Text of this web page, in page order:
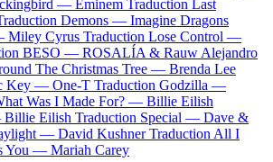
— Eminem Traduction Last
Demons — Imagine Dragons
Miley Cyrus Traduction Lose Control —
BESO — ROSALÍA & Rauw Alejandro
The Christmas Tree — Brenda Lee
Key — One-T Traduction Godzilla —
Was I Made For? — Billie Eilish
Billie Eilish Traduction Special — Dave &
— David Kushner Traduction All I
You — Mariah Carey